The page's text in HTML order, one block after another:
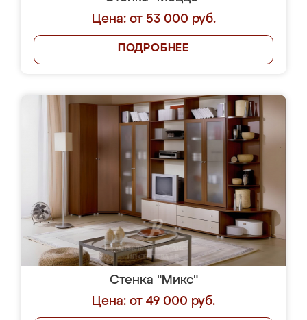
Цена: от 53 000 руб.
ПОДРОБНЕЕ
Стенка "Микс"
Цена: от 49 000 руб.